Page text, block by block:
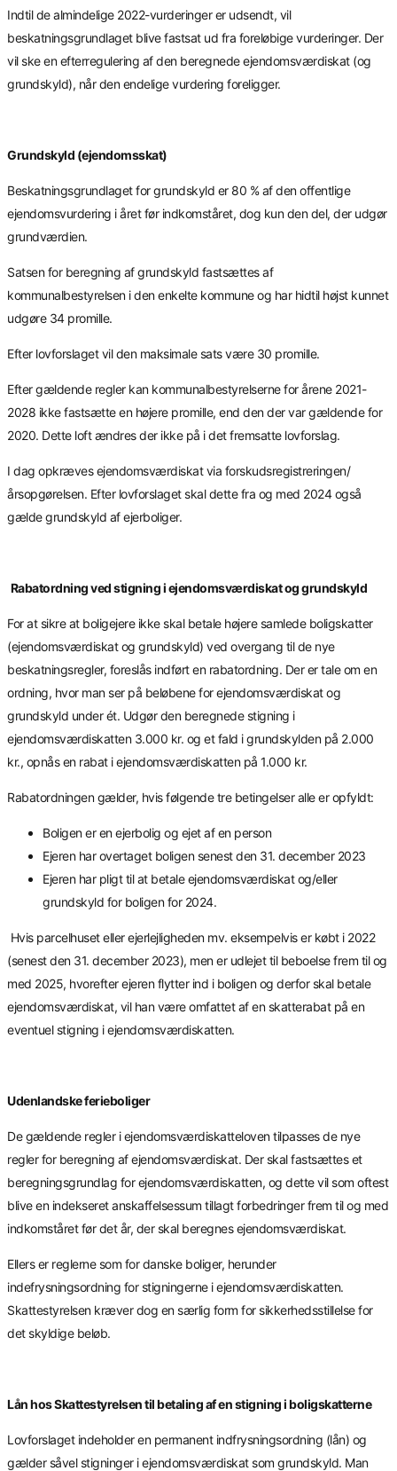
Indtil de almindelige 2022-vurderinger er udsendt, vil
beskatningsgrundlaget blive fastsat ud fra foreløbige vurderinger. Der
vil ske en efterregulering af den beregnede ejendomsværdiskat (og
grundskyld), når den endelige vurdering foreligger.
Grundskyld (ejendomsskat)
Beskatningsgrundlaget for grundskyld er 80 % af den offentlige
ejendomsvurdering i året før indkomståret, dog kun den del, der udgør
grundværdien.
Satsen for beregning af grundskyld fastsættes af
kommunalbestyrelsen i den enkelte kommune og har hidtil højst kunnet
udgøre 34 promille.
Efter lovforslaget vil den maksimale sats være 30 promille.
Efter gældende regler kan kommunalbestyrelserne for årene 2021-
2028 ikke fastsætte en højere promille, end den der var gældende for
2020. Dette loft ændres der ikke på i det fremsatte lovforslag.
I dag opkræves ejendomsværdiskat via forskudsregistreringen/
årsopgørelsen. Efter lovforslaget skal dette fra og med 2024 også
gælde grundskyld af ejerboliger.
Rabatordning ved stigning i ejendomsværdiskat og grundskyld
For at sikre at boligejere ikke skal betale højere samlede boligskatter
(ejendomsværdiskat og grundskyld) ved overgang til de nye
beskatningsregler, foreslås indført en rabatordning. Der er tale om en
ordning, hvor man ser på beløbene for ejendomsværdiskat og
grundskyld under ét. Udgør den beregnede stigning i
ejendomsværdiskatten 3.000 kr. og et fald i grundskylden på 2.000
kr., opnås en rabat i ejendomsværdiskatten på 1.000 kr.
Rabatordningen gælder, hvis følgende tre betingelser alle er opfyldt:
Boligen er en ejerbolig og ejet af en person
Ejeren har overtaget boligen senest den 31. december 2023
Ejeren har pligt til at betale ejendomsværdiskat og/eller
grundskyld for boligen for 2024.
Hvis parcelhuset eller ejerlejligheden mv. eksempelvis er købt i 2022
(senest den 31. december 2023), men er udlejet til beboelse frem til og
med 2025, hvorefter ejeren flytter ind i boligen og derfor skal betale
ejendomsværdiskat, vil han være omfattet af en skatterabat på en
eventuel stigning i ejendomsværdiskatten.
Udenlandske ferieboliger
De gældende regler i ejendomsværdiskatteloven tilpasses de nye
regler for beregning af ejendomsværdiskat. Der skal fastsættes et
beregningsgrundlag for ejendomsværdiskatten, og dette vil som oftest
blive en indekseret anskaffelsessum tillagt forbedringer frem til og med
indkomståret før det år, der skal beregnes ejendomsværdiskat.
Ellers er reglerne som for danske boliger, herunder
indefrysningsordning for stigningerne i ejendomsværdiskatten.
Skattestyrelsen kræver dog en særlig form for sikkerhedsstillelse for
det skyldige beløb.
Lån hos Skattestyrelsen til betaling af en stigning i boligskatterne
Lovforslaget indeholder en permanent indfrysningsordning (lån) og
gælder såvel stigninger i ejendomsværdiskat som grundskyld. Man